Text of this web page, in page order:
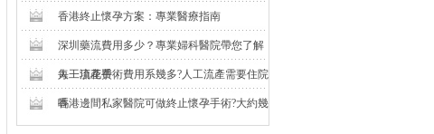
香港終止懷孕方案：專業醫療指南
深圳藥流費用多少？專業婦科醫院帶您了解
每一項花費
人工流產手術費用系幾多?人工流產需要住院
嗎
香港邊間私家醫院可做終止懷孕手術?大約幾